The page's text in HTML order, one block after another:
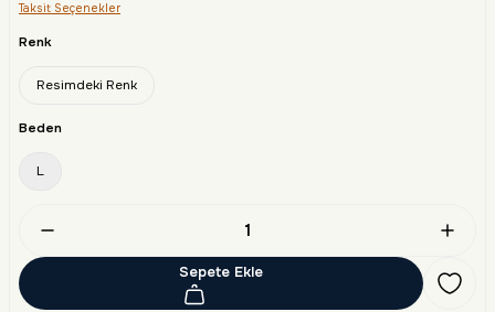
Taksit Seçenekler
Renk
Resimdeki Renk
Beden
L
Sepete Ekle